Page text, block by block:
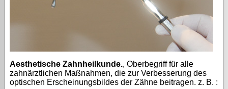
Aesthetische Zahnheilkunde., Oberbegriff für alle
zahnärztlichen Maßnahmen, die zur Verbesserung des
optischen Erscheinungsbildes der Zähne beitragen. z. B. :